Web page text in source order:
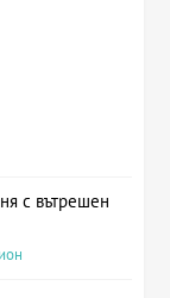
с вътрешен